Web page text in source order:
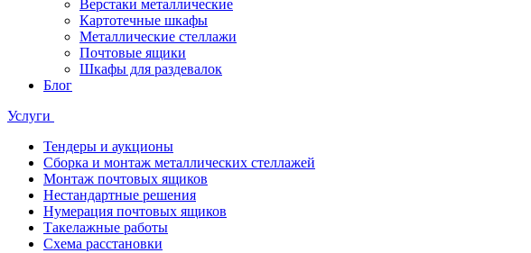
Верстаки металлические
Картотечные шкафы
Металлические стеллажи
Почтовые ящики
Шкафы для раздевалок
Блог
Услуги
Тендеры и аукционы
Сборка и монтаж металлических стеллажей
Монтаж почтовых ящиков
Нестандартные решения
Нумерация почтовых ящиков
Такелажные работы
Схема расстановки